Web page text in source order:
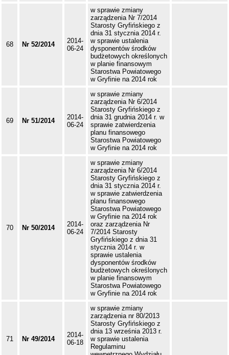
68 Nr 52/2014
2014-
06-24
w sprawie zmiany
zarządzenia Nr 7/2014
Starosty Gryfińskiego z
dnia 31 stycznia 2014 r.
w sprawie ustalenia
dysponentów środków
budżetowych określonych
w planie finansowym
Starostwa Powiatowego
w Gryfinie na 2014 rok
69 Nr 51/2014
2014-
06-24
w sprawie zmiany
zarządzenia Nr 6/2014
Starosty Gryfińskiego z
dnia 31 grudnia 2014 r. w
sprawie zatwierdzenia
planu finansowego
Starostwa Powiatowego
w Gryfinie na 2014 rok
70 Nr 50/2014
2014-
06-24
w sprawie zmiany
zarządzenia Nr 6/2014
Starosty Gryfińskiego z
dnia 31 stycznia 2014 r.
w sprawie zatwierdzenia
planu finansowego
Starostwa Powiatowego
w Gryfinie na 2014 rok
oraz zarządzenia Nr
7/2014 Starosty
Gryfińskiego z dnia 31
stycznia 2014 r. w
sprawie ustalenia
dysponentów środków
budżetowych określonych
w planie finansowym
Starostwa Powiatowego
w Gryfinie na 2014 rok
71 Nr 49/2014
2014-
06-18
w sprawie zmiany
zarządzenia nr 80/2013
Starosty Gryfińskiego z
dnia 13 września 2013 r.
w sprawie ustalenia
Regulaminu